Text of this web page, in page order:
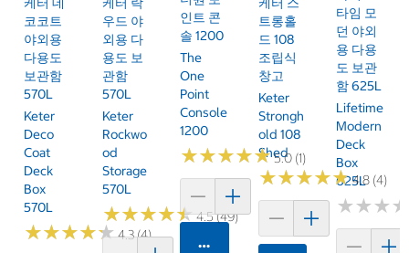
코코트
야외용
다용도
보관함
570L
Keter
Deco
Coat
Deck
Box
570L
★★★★★
★★★★★4.3 (4)
우드 야
외용 다
용도 보
관함
570L
Keter
Rockwo
Od
Storage
570L
★★★★★
★★★★★4.5 (49)
인트 콘
솔 1200
The
One
Point
Console
1200
★★★★★
★★★★★5.0 (1)
카트에 담기
트롱홀
드 108
조립식
창고
Keter
Strongh
Old 108
Shed
★★★★★
★★★★★4.8 (4)
타임 모
던 야외
용 다용
도 보관
함 625L
Lifetime
Modern
Deck
Box
625L
★★★
★★★